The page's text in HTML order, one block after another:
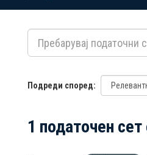
содржина
Подреди според
1 податочен сет